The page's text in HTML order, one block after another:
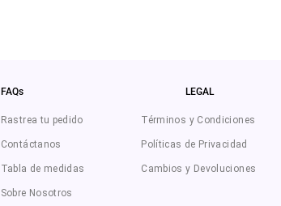
FAQs
Rastrea tu pedido
Contáctanos
Tabla de medidas
Sobre Nosotros
LEGAL
Términos y Condiciones
Políticas de Privacidad
Cambios y Devoluciones